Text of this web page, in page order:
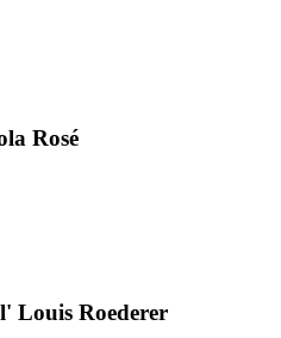
Rosé
Louis Roederer